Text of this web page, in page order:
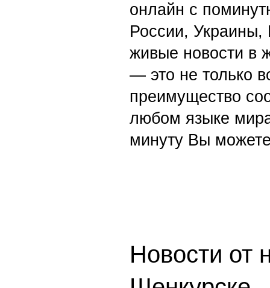
онлайн с
России,
живые новости в
— это не только
преимущество
любом языке
минуту Вы
Новости от